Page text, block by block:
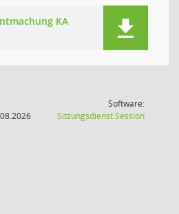
KA
Software:
SitzungsdienstSession(Wird in